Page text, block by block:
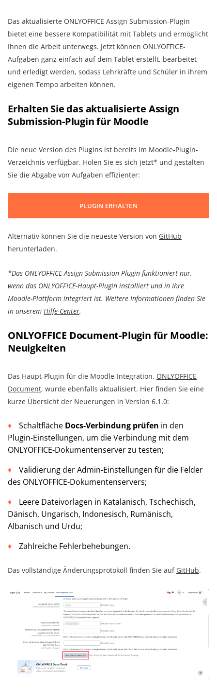
Das aktualisierte ONLYOFFICE Assign Submission-Plugin
bietet eine bessere Kompatibilität mit Tablets und ermöglicht
Ihnen die Arbeit unterwegs. Jetzt können ONLYOFFICE-
Aufgaben ganz einfach auf dem Tablet erstellt, bearbeitet
und erledigt werden, sodass Lehrkräfte und Schüler in ihrem
eigenen Tempo arbeiten können.
Erhalten Sie das aktualisierte Assign
Submission-Plugin für Moodle
Die neue Version des Plugins ist bereits im Moodle-Plugin-
Verzeichnis verfügbar. Holen Sie es sich jetzt* und gestalten
Sie die Abgabe von Aufgaben effizienter:
PLUGIN ERHALTEN
Alternativ können Sie die neueste Version von GitHub
herunterladen.
*Das ONLYOFFICE Assign Submission-Plugin funktioniert nur,
wenn das ONLYOFFICE-Haupt-Plugin installiert und in Ihre
Moodle-Plattform integriert ist. Weitere Informationen finden Sie
in unserem Hilfe-Center.
ONLYOFFICE Document-Plugin für Moodle:
Neuigkeiten
Das Haupt-Plugin für die Moodle-Integration, ONLYOFFICE
Document, wurde ebenfalls aktualisiert. Hier finden Sie eine
kurze Übersicht der Neuerungen in Version 6.1.0:
Schaltfläche Docs-Verbindung prüfen in den
Plugin-Einstellungen, um die Verbindung mit dem
ONLYOFFICE-Dokumentenserver zu testen;
Validierung der Admin-Einstellungen für die Felder
des ONLYOFFICE-Dokumentenservers;
Leere Dateivorlagen in Katalanisch, Tschechisch,
Dänisch, Ungarisch, Indonesisch, Rumänisch,
Albanisch und Urdu;
Zahlreiche Fehlerbehebungen.
Das vollständige Änderungsprotokoll finden Sie auf GitHub.